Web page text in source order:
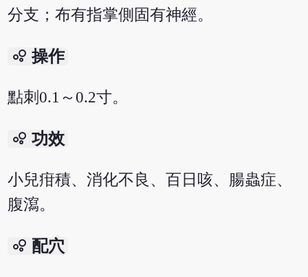
分支；布有指掌側固有神經。
bubble_chart 操作
點刺0.1～0.2寸。
bubble_chart 功效
小兒疳積、消化不良、百日咳、腸蟲症、
腹瀉。
bubble_chart 配穴